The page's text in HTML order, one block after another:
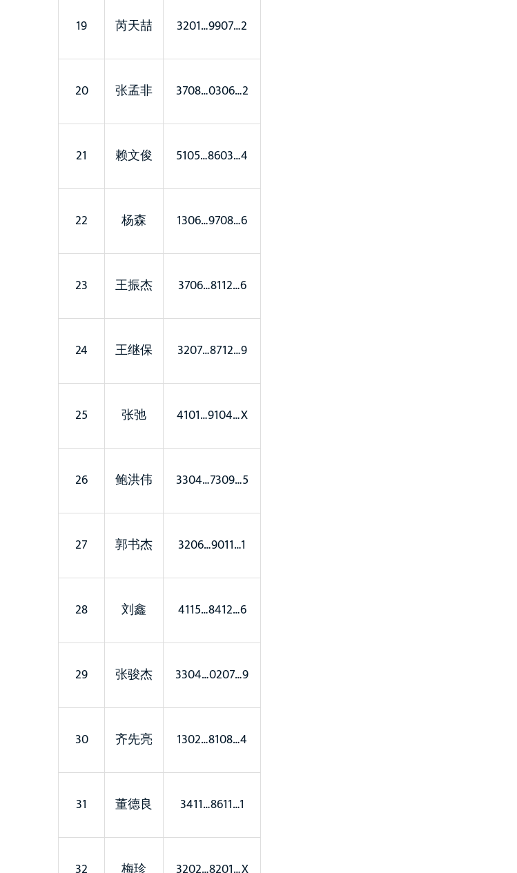
19 芮天喆 3201…9907…2
20 张孟非 3708…0306…2
21 赖文俊 5105…8603…4
22 杨森 1306…9708…6
23 王振杰 3706…8112…6
24 王继保 3207…8712…9
25 张弛 4101…9104…X
26 鲍洪伟 3304…7309…5
27 郭书杰 3206…9011…1
28 刘鑫 4115…8412…6
29 张骏杰 3304…0207…9
30 齐先亮 1302…8108…4
31 董德良 3411…8611…1
32 梅珍 3202…8201…X